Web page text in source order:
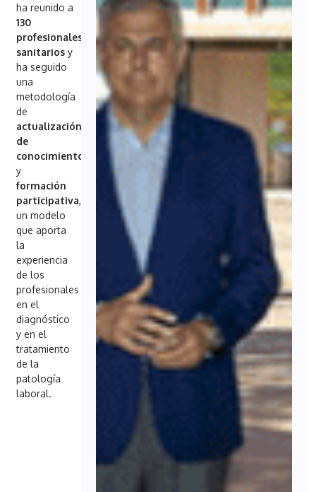
ha reunido a
130
profesionales
sanitarios y
ha seguido
una
metodología
de
actualización
de
conocimientos
y
formación
participativa,
un modelo
que aporta
la
experiencia
de los
profesionales
en el
diagnóstico
y en el
tratamiento
de la
patología
laboral.